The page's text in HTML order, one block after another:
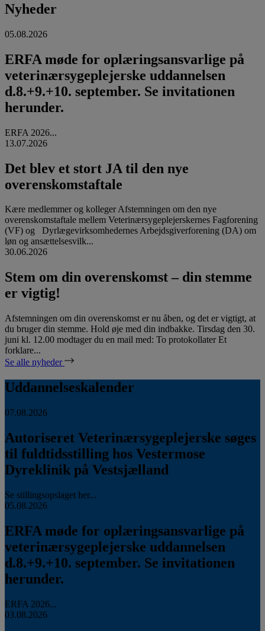
Nyheder
05.08.2026
ERFA møde for oplæringsansvarlige på
veterinærsygeplejerske uddannelsen
d.8.+9.+10. september. Se invitationen
herunder.
ERFA 2026...
13.07.2026
Det blev et stort JA til den nye
overenskomstaftale
Kære medlemmer og kolleger Afstemningen om den nye
overenskomstaftale mellem Veterinærsygeplejerskernes Fagforening
(VF) og Dyrlægevirksomhedernes Arbejdsgiverforening (DA) om
løn og ansættelsesvilk...
30.06.2026
Stem om din overenskomst – din stemme
er vigtig!
Afstemningen om din overenskomst er nu åben, og det er vigtigt, at
du bruger din stemme. Hold øje med din indbakke. Tirsdag den 30.
juni kl. 12.00 modtager du en mail med: To protokollater Et
forklare...
Se alle nyheder
Uddannelseskalender
07.08.2026
Autoriseret Veterinærsygeplejerske søges
til fuldtidsstilling hos Vestermose
Dyreklinik på Vestsjælland
Se stillingsopslaget her...
05.08.2026
ERFA møde for oplæringsansvarlige på
veterinærsygeplejerske uddannelsen
d.8.+9.+10. september. Se invitationen
herunder.
ERFA 2026...
03.08.2026